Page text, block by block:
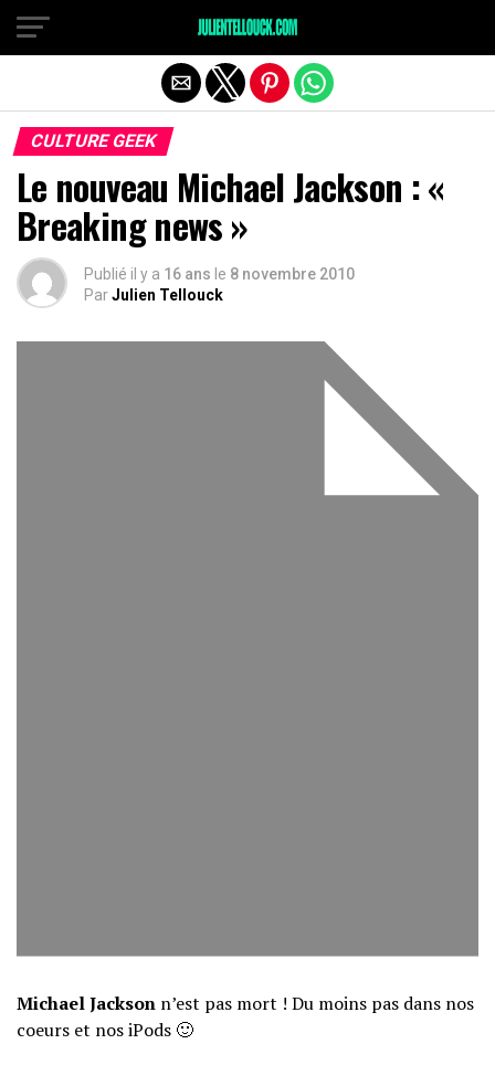
CULTURE GEEK
Le nouveau Michael Jackson : «
Breaking news »
Publié il y a 16 ans le 8 novembre 2010
ParJulien Tellouck
Michael Jackson n’est pas mort ! Du moins pas dans nos
coeurs et nos iPods 🙂